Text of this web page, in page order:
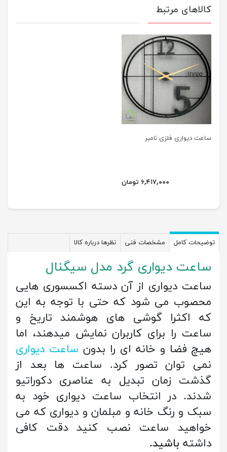
کالاهای مرتبط
ساعت دیواری فلزی نامبر
۶,۴۱۷,۰۰۰ تومان
توضیحات کامل مشخصات فنی نظرها درباره کالا
ساعت دیواری گرد مدل سیگنال
ساعت دیواری از آن دسته اکسسوری هایی
محصوب می شود که حتی با توجه به این
که اکثرا گوشی های هوشمند تاریخ و
ساعت را برای کاربران نمایش میدهند، اما
هیچ فضا و خانه ای را بدون ساعت دیواری
نمی توان تصور کرد. ساعت ها بعد از
گذشت زمان تبدیل به عناصری دکوراتیو
شدند. در انتخاب ساعت دیواری خود به
سبک و رنگ خانه و مبلمان و دیواری که می
خواهید ساعت نصب کنید دقت کافی
داشته باشید.